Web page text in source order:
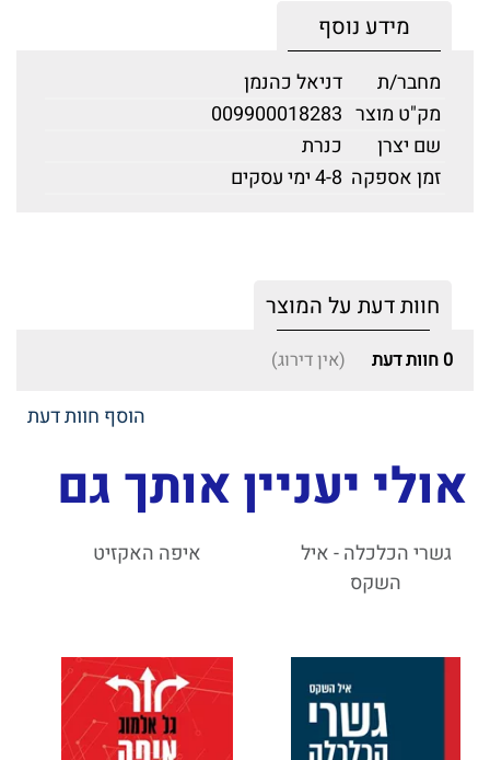
מידע נוסף
מחבר/ת
דניאל כהנמן
מק"ט מוצר 009900018283
שם יצרן
כנרת
זמן אספקה 4-8 ימי עסקים
חוות דעת על המוצר
0 חוות דעת (אין דירוג)
הוסף חוות דעת
אולי יעניין אותך גם
גשרי הכלכלה - איל
השקס
איפה האקזיט